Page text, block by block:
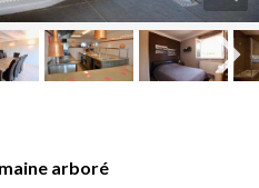
arboré